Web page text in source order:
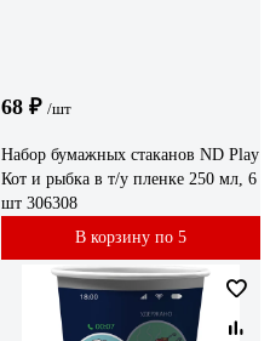
68 ₽ /шт
Набор бумажных стаканов ND Play
Кот и рыбка в т/у пленке 250 мл, 6
шт 306308
В корзину по 5